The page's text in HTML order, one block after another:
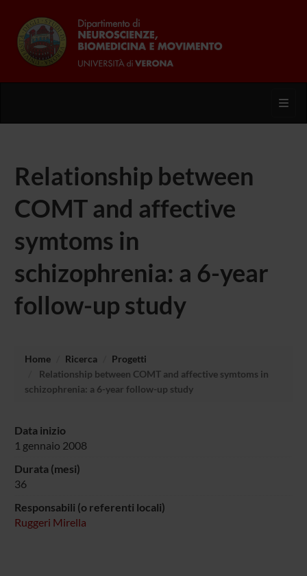
Relationship between
COMT and affective
symtoms in
schizophrenia: a 6-year
follow-up study
Home Ricerca
Progetti
Relationship between COMT and affective symtoms in
schizophrenia: a 6-year follow-up study
Data inizio
1 gennaio 2008
Durata (mesi)
36
Responsabili (o referenti locali)
Ruggeri Mirella